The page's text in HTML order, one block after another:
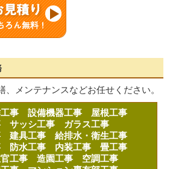
、メンテナンスなどお任せください。
工事設備機器工事 屋根工事
サッシ工事 ガラス工事
建具工事給排水・衛生工事
防水工事 内装工事畳工事
官工事造園工事 空調工事